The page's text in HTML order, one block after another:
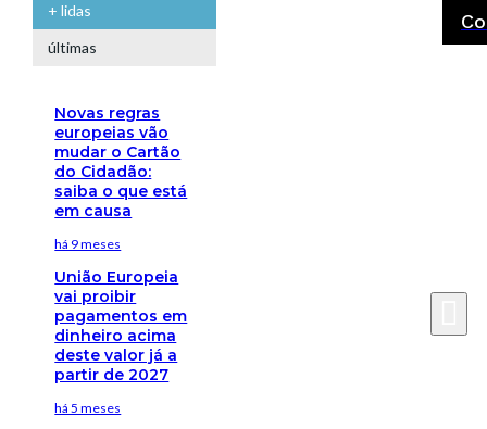
+ lidas
últimas
Novas regras
europeias vão
mudar o Cartão
do Cidadão:
saiba o que está
em causa
há 9 meses
União Europeia
vai proibir
pagamentos em
dinheiro acima
deste valor já a
partir de 2027
há 5 meses